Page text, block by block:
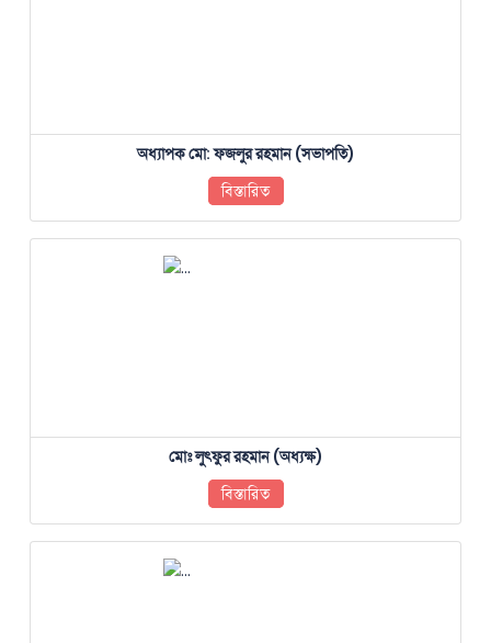
অধ্যাপক মো: ফজলুর রহমান (সভাপতি)
বিস্তারিত
মোঃ লুৎফুর রহমান (অধ্যক্ষ)
বিস্তারিত